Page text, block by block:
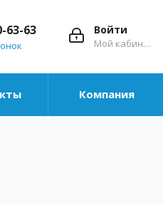
Войти
Мой кабинет
63-63
Компания